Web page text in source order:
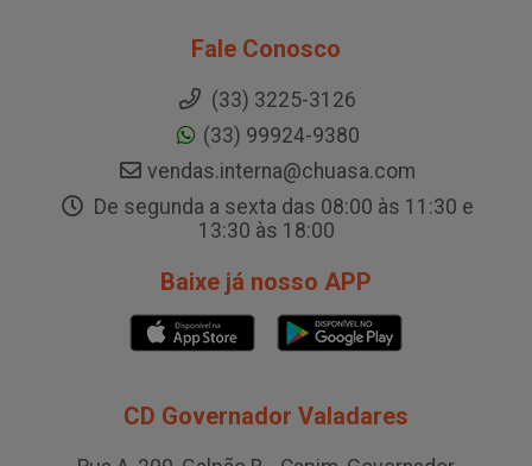
Fale Conosco
(33) 3225-3126
(33) 99924-9380
vendas.interna@chuasa.com
De segunda a sexta das 08:00 às 11:30 e
13:30 às 18:00
Baixe já nosso APP
CD Governador Valadares